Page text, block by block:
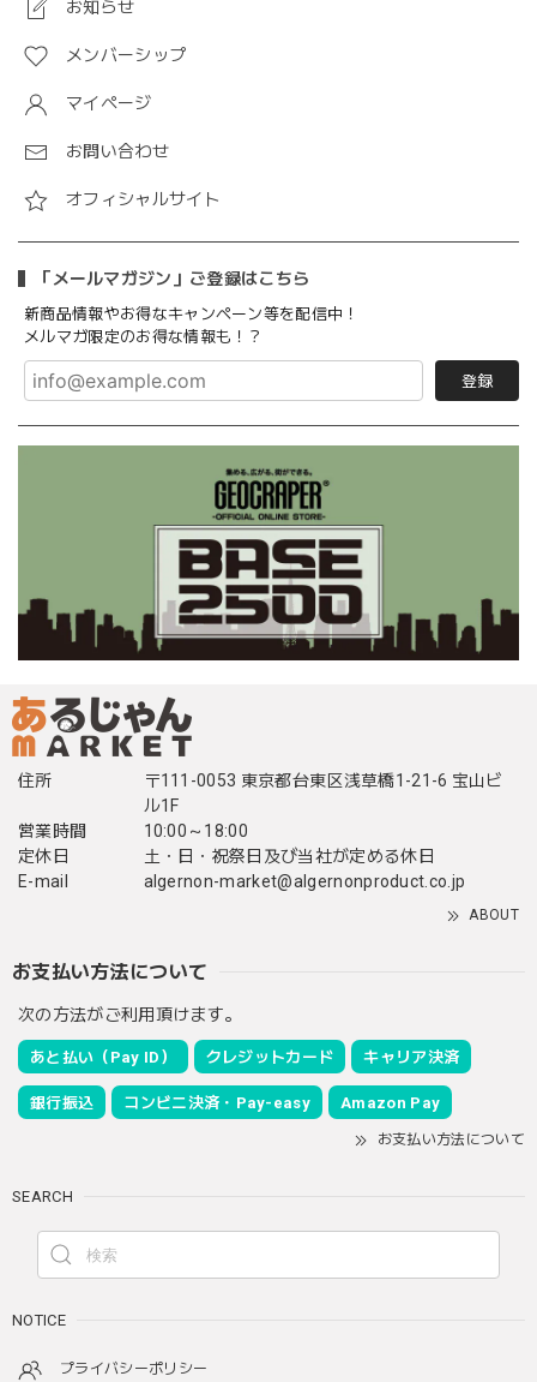
お知らせ
メンバーシップ
マイページ
お問い合わせ
オフィシャルサイト
「メールマガジン」ご登録はこちら
新商品情報やお得なキャンペーン等を配信中！
メルマガ限定のお得な情報も！？
登録
住所
〒111-0053 東京都台東区浅草橋1-21-6 宝山ビ
ル1F
営業時間
10:00～18:00
定休日
土・日・祝祭日及び当社が定める休日
E-mail
algernon-market@algernonproduct.co.jp
ABOUT
お支払い方法について
次の方法がご利用頂けます。
あと払い（Pay ID） クレジットカード キャリア決済
銀行振込 コンビニ決済・Pay-easy Amazon Pay
お支払い方法について
SEARCH
NOTICE
プライバシーポリシー